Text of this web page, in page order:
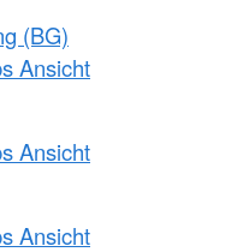
(BG)
Ansicht
Ansicht
Ansicht